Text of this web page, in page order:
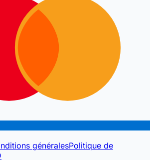
généralesPolitique de